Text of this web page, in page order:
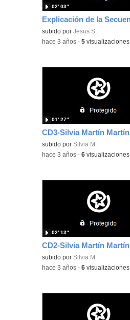
subido porJesus S.
02′ 03″
-hace 3 años -5 visualizaciones
CD3-Silvia Martín Martín
subido por Silvia M.
01′ 27″
-hace 3 años -6 visualizaciones
CD2-Silvia Martín Martín
subido por Silvia M.
02′ 13″
-hace 3 años -6 visualizaciones